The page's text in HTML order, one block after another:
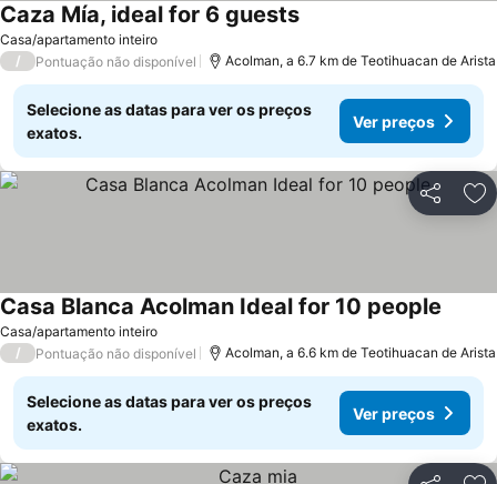
Casa/apartamento inteiro
Caza Mía, ideal for 6 guestsVer preços
/ Pontuação não disponível Acolman, a 6.7 km de Teotihuacan de Arista
Selecione as datas para ver os preços
exatos.
Ver preços
Partilhar
Casa/apartamento inteiro
Casa Blanca Acolman Ideal for 10 people
/ Pontuação não disponível Acolman, a 6.6 km de Teotihuacan de Arista
Selecione as datas para ver os preços
exatos.
Ver preços